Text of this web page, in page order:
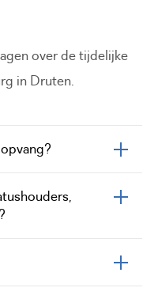
over de tijdelijke
in Druten.